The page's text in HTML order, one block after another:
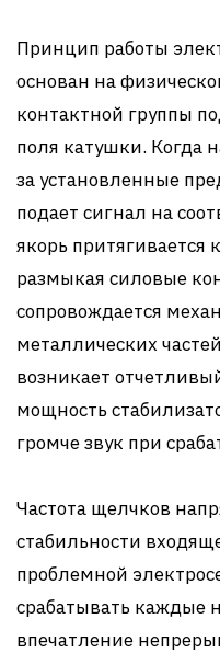
Принцип работы
основан на
контактной группы
поля катушки. Когда
за установленные
подает сигнал на
якорь притягивается
размыкая силовые
сопровождается
металлических
возникает
мощность
громче звук при
Частота щелчков
стабильности
проблемной
срабатывать каждые
впечатление